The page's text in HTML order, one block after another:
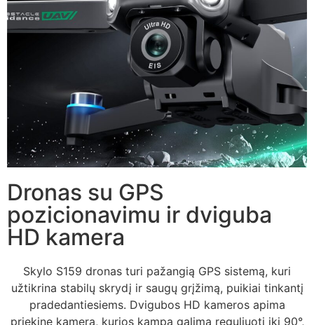
Dronas su GPS
pozicionavimu ir dviguba
HD kamera
Skylo S159 dronas turi pažangią GPS sistemą, kuri
užtikrina stabilų skrydį ir saugų grįžimą, puikiai tinkantį
pradedantiesiems. Dvigubos HD kameros apima
priekinę kamerą, kurios kampą galima reguliuoti iki 90°,